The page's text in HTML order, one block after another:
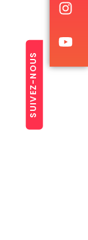
SUIVEZ-NOUS